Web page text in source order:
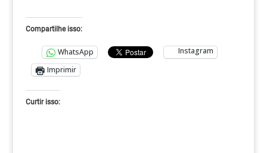
Compartilhe isso:
WhatsApp
Instagram
Imprimir
Curtir isso: